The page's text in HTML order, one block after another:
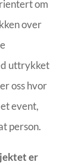
om
over
uttrykket
oss hvor
event,
person.
er